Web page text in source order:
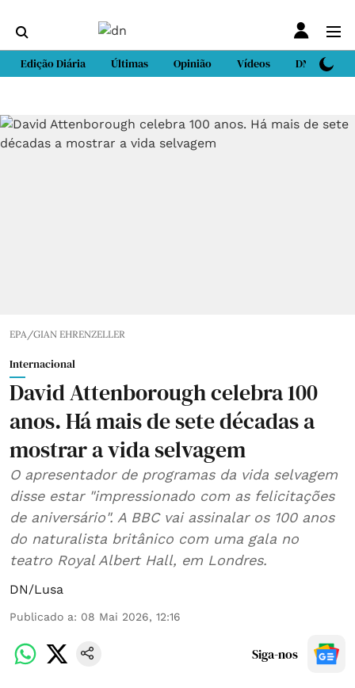
Edição Diária Últimas Opinião Vídeos DN Sport
EPA/GIAN EHRENZELLER
Internacional
David Attenborough celebra 100
anos. Há mais de sete décadas a
mostrar a vida selvagem
O apresentador de programas da vida selvagem
disse estar "impressionado com as felicitações
de aniversário". A BBC vai assinalar os 100 anos
do naturalista britânico com uma gala no
teatro Royal Albert Hall, em Londres.
DN/Lusa
Publicado a: 08 Mai 2026, 12:16
Siga-nos